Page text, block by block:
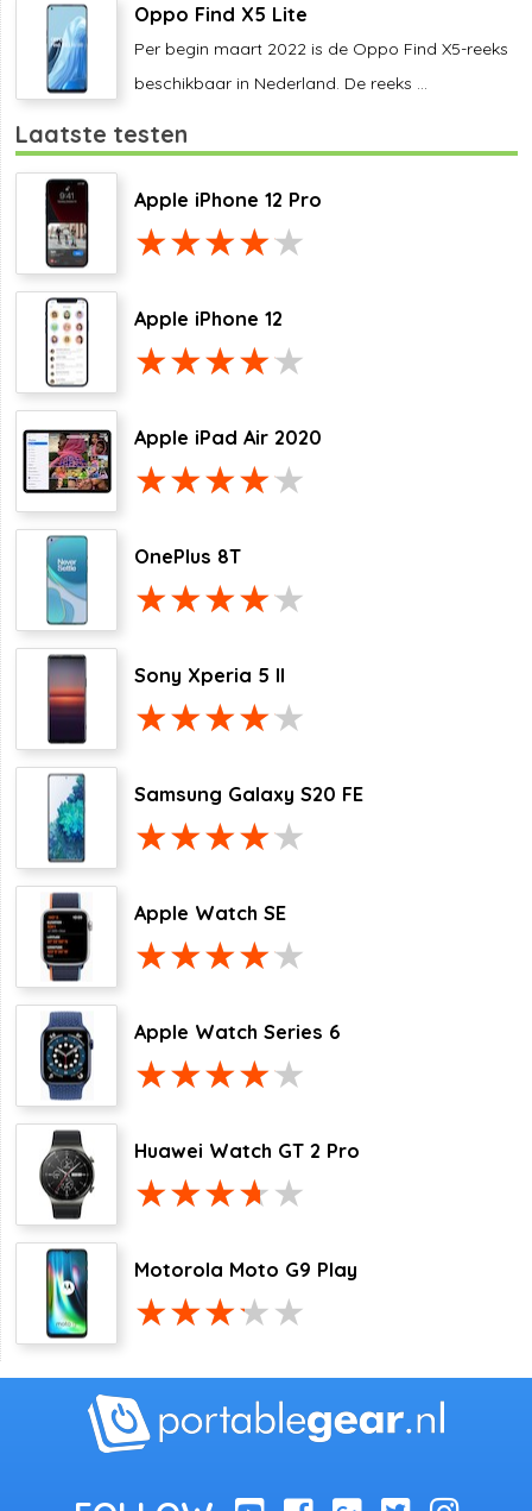
Oppo Find X5 Lite
Per begin maart 2022 is de Oppo Find X5-reeks
beschikbaar in Nederland. De reeks ...
Laatste testen
Apple iPhone 12 Pro
Apple iPhone 12
Apple iPad Air 2020
OnePlus 8T
Sony Xperia 5 II
Samsung Galaxy S20 FE
Apple Watch SE
Apple Watch Series 6
Huawei Watch GT 2 Pro
Motorola Moto G9 Play